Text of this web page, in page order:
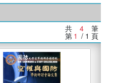
共 4 筆
第 1 / 1 頁